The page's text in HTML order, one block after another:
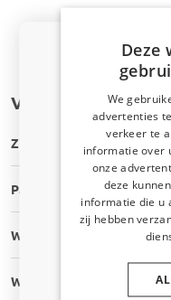
Veelgestelde
Zijn de deurladders op
Past de deurladder op
Wat is jullie verzendtijd?
Wat zijn jullie
Deze
We
advertenties
verkeer te
informatie over
onze
deze
informatie die u
zij hebben
Vertel ons waar
ontvangen. Ik